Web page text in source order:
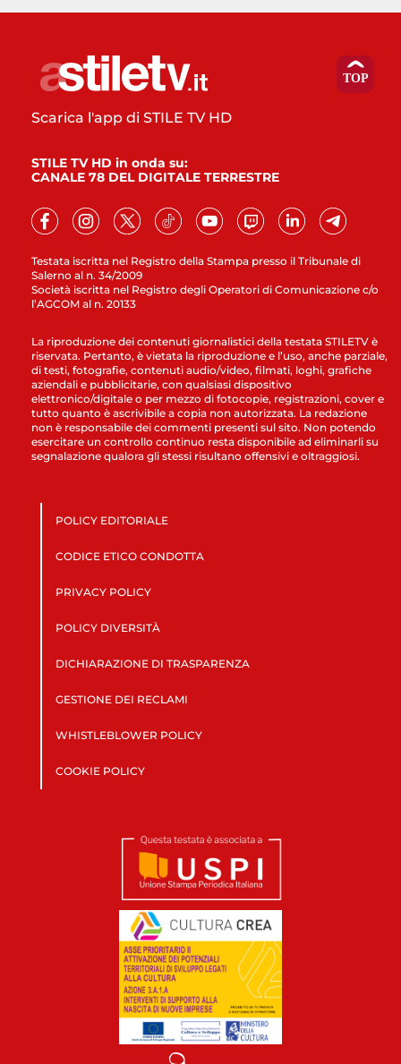
Testata iscritta nel Registro della Stampa presso il Tribunale di
Salerno al n. 34/2009
Società iscritta nel Registro degli Operatori di Comunicazione c/o
l’AGCOM al n. 20133
Scarica l'app di STILE TV HD
STILE TV HD in onda su:
CANALE 78 DEL DIGITALE TERRESTRE
La riproduzione dei contenuti giornalistici della testata STILETV è
riservata. Pertanto, è vietata la riproduzione e l’uso, anche parziale,
di testi, fotografie, contenuti audio/video, filmati, loghi, grafiche
aziendali e pubblicitarie, con qualsiasi dispositivo
elettronico/digitale o per mezzo di fotocopie, registrazioni, cover e
tutto quanto è ascrivibile a copia non autorizzata. La redazione
non è responsabile dei commenti presenti sul sito. Non potendo
esercitare un controllo continuo resta disponibile ad eliminarli su
segnalazione qualora gli stessi risultano offensivi e oltraggiosi.
POLICY EDITORIALE
CODICE ETICO CONDOTTA
PRIVACY POLICY
POLICY DIVERSITÀ
DICHIARAZIONE DI TRASPARENZA
GESTIONE DEI RECLAMI
WHISTLEBLOWER POLICY
COOKIE POLICY